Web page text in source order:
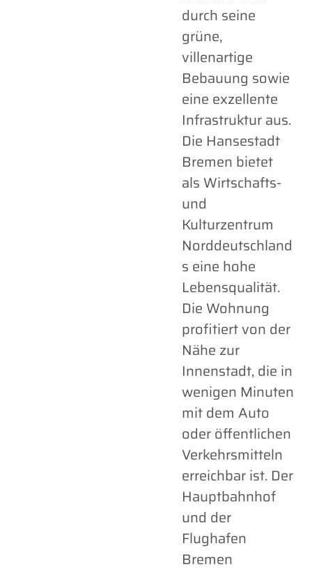
durch seine
grüne,
villenartige
Bebauung sowie
eine exzellente
Infrastruktur aus.
Die Hansestadt
Bremen bietet
als Wirtschafts-
und
Kulturzentrum
Norddeutschland
s eine hohe
Lebensqualität.
Die Wohnung
profitiert von der
Nähe zur
Innenstadt, die in
wenigen Minuten
mit dem Auto
oder öffentlichen
Verkehrsmitteln
erreichbar ist. Der
Hauptbahnhof
und der
Flughafen
Bremen